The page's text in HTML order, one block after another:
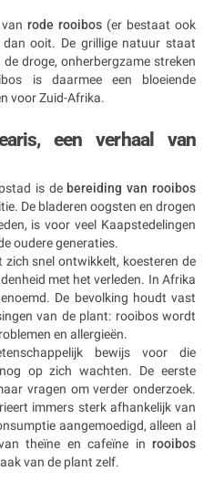
rode rooibos (er bestaat ook
ooit. De grillige natuur staat
droge, onherbergzame streken
is daarmee een bloeiende
voor Zuid-Afrika.
een verhaal van
is de bereiding van rooibos
De bladeren oogsten en drogen
is voor veel Kaapstedelingen
oudere generaties.
snel ontwikkelt, koesteren de
met het verleden. In Afrika
De bevolking houdt vast
van de plant: rooibos wordt
en allergieën.
bewijs voor die
op zich wachten. De eerste
vragen om verder onderzoek.
immers sterk afhankelijk van
aangemoedigd, alleen al
theïne en cafeïne in rooibos
van de plant zelf.